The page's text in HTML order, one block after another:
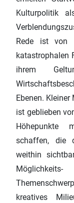
Kulturpolitik
Rede ist von
katastrophalen
ihrem
Ebenen.
ist geblieben
Höhepunkte
schaffen, die
weithin
kreatives